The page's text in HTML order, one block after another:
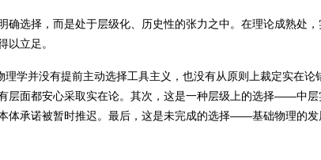
确选择，而是处于层级化、历史性的张力之中。在理论成熟处，
以立足。
理学并没有提前主动选择工具主义，也没有从原则上裁定实在论
层面都安心采取实在论。其次，这是一种层级上的选择——中层
体承诺被暂时推迟。最后，这是未完成的选择——基础物理的发